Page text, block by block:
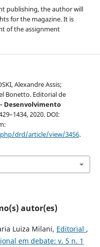
publishing, the author will
for the magazine. It is
of the assignment
Alexandre Assis;
Bonetto. Editorial de
- Desenvolvimento
2020. DOI:
drd/article/view/3456.
autor(es)
Luiza Milani, Editorial ,
em debate: v. 5 n. 1